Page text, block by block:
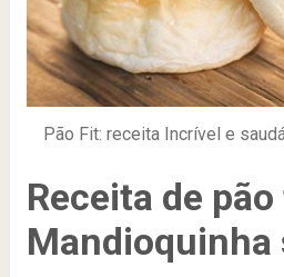
Pão Fit: receita Incrível e
Receita de
Mandioquinha